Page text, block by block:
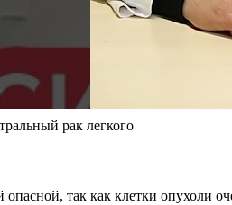
рак легкого
так как клетки опухоли